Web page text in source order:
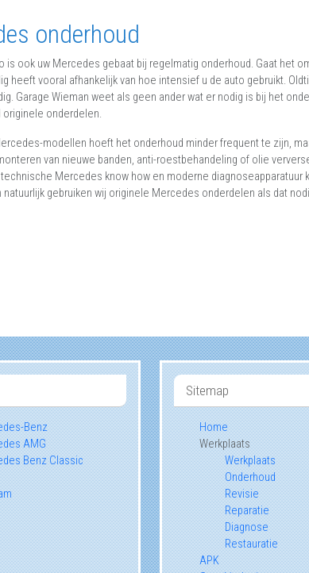
onderhoud
is ook uw Mercedes gebaat bij regelmatig onderhoud. Gaat het
heeft vooral afhankelijk van hoe intensief u de auto gebruikt.
Garage Wieman weet als geen ander wat er nodig is bij het
originele onderdelen.
modellen hoeft het onderhoud minder frequent te zijn,
van nieuwe banden, anti-roestbehandeling of olie
Mercedes know how en moderne
natuurlijk gebruiken wij originele Mercedes onderdelen als dat
Benz
AMG
Benz Classic
Sitemap
Home
Werkplaats
Werkplaats
Onderhoud
Revisie
Reparatie
Diagnose
Restauratie
APK